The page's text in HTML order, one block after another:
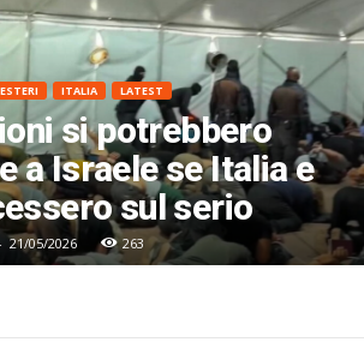
ESTERI ITALIA LATEST
si potrebbero
a Israele se Italia e
sul serio
21/05/2026 263